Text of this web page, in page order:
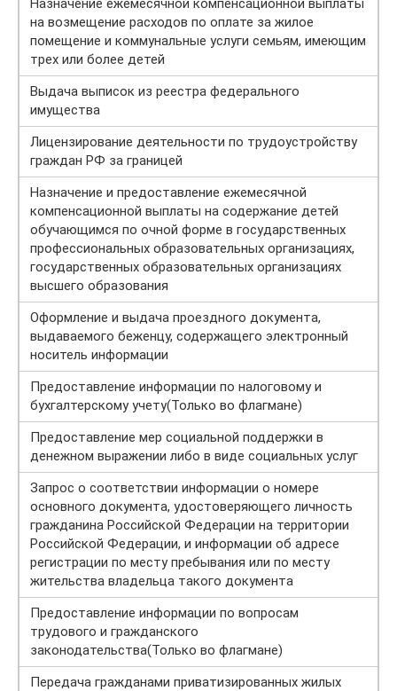
на возмещение расходов по оплате за жилое
помещение и коммунальные услуги семьям, имеющим
трех или более детей
Выдача выписок из реестра федерального
имущества
Лицензирование деятельности по трудоустройству
граждан РФ за границей
Назначение и предоставление ежемесячной
компенсационной выплаты на содержание детей
обучающимся по очной форме в государственных
профессиональных образовательных организациях,
государственных образовательных организациях
высшего образования
Оформление и выдача проездного документа,
выдаваемого беженцу, содержащего электронный
носитель информации
Предоставление информации по налоговому и
бухгалтерскому учету(Только во флагмане)
Предоставление мер социальной поддержки в
денежном выражении либо в виде социальных услуг
Запрос о соответствии информации о номере
основного документа, удостоверяющего личность
гражданина Российской Федерации на территории
Российской Федерации, и информации об адресе
регистрации по месту пребывания или по месту
жительства владельца такого документа
Предоставление информации по вопросам
трудового и гражданского
законодательства(Только во флагмане)
Передача гражданами приватизированных жилых